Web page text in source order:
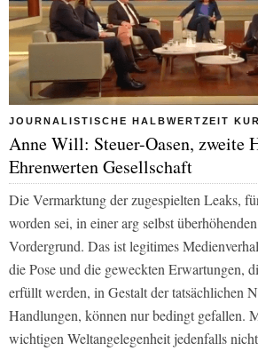
JOURNALISTISCHE HALBWERTZEIT
Anne Will: Steuer-Oasen, zweite
Ehrenwerten Gesellschaft
Die Vermarktung der zugespielten Leaks,
worden sei, in einer arg selbst
Vordergrund. Das ist legitimes
die Pose und die geweckten Erwartungen,
erfüllt werden, in Gestalt der tatsächlichen
Handlungen, können nur bedingt gefallen.
wichtigen Weltangelegenheit jedenfalls